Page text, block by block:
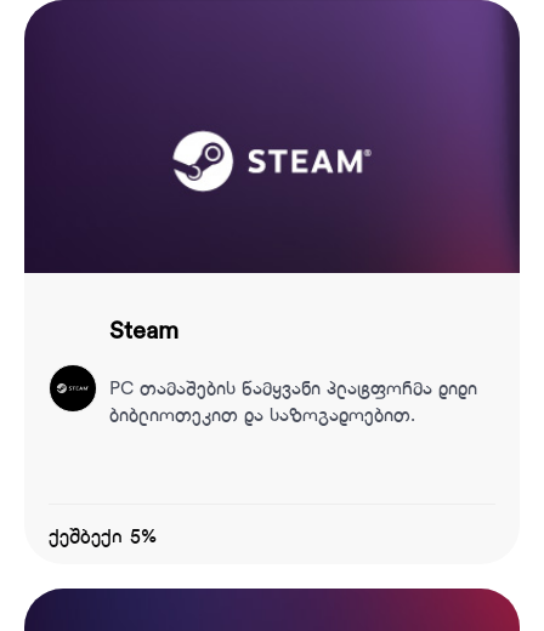
Steam
PC თამაშების წამყვანი პლატფორმა დიდი
ბიბლიოთეკით და საზოგადოებით.
ქეშბექი 5%